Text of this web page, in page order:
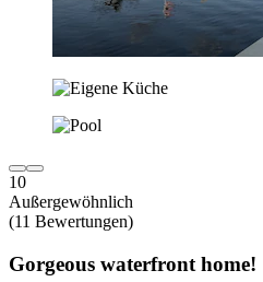
10
Außergewöhnlich
(11 Bewertungen)
Gorgeous waterfront home!